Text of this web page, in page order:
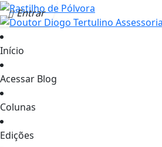
Entrar
Início
Acessar Blog
Colunas
Edições